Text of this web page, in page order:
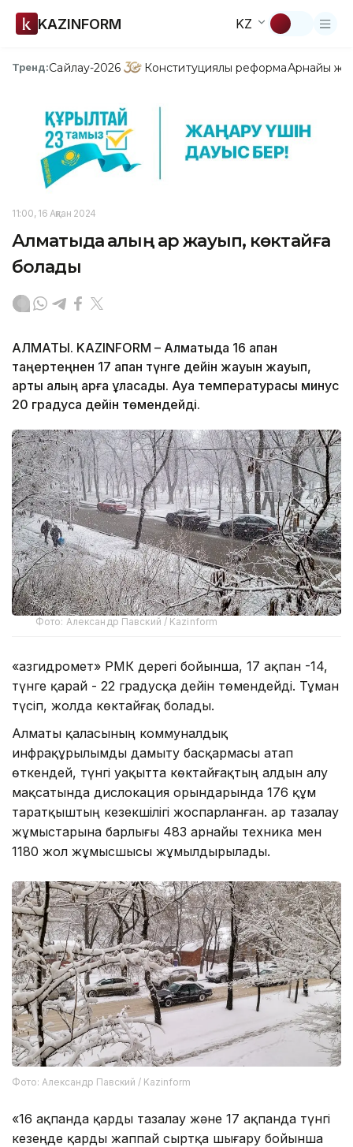
KAZINFORM KZ
Тренд:Сайлау-2026 Конституциялық реформаАрнайы
11:00, 16 Ақпан 2024
Алматыда қалың қар жауып, көктайғақ
болады
АЛМАТЫ. KAZINFORM – Алматыда 16 ақпан
таңертеңнен 17 ақпан түнге дейін жауын жауып,
арты қалың қарға ұласады. Ауа температурасы минус
20 градусқа дейін төмендейді.
Фото: Александр Павский / Kazinform
«Қазгидромет» РМК дерегі бойынша, 17 ақпан -14,
түнге қарай - 22 градусқа дейін төмендейді. Тұман
түсіп, жолда көктайғақ болады.
Алматы қаласының коммуналдық
инфрақұрылымды дамыту басқармасы атап
өткендей, түнгі уақытта көктайғақтың алдын алу
мақсатында дислокация орындарында 176 құм
таратқыштың кезекшілігі жоспарланған. Қар тазалау
жұмыстарына барлығы 483 арнайы техника мен
1180 жол жұмысшысы жұмылдырылады.
Фото: Александр Павский / Kazinform
«16 ақпанда қарды тазалау және 17 ақпанда түнгі
кезеңде қарды жаппай сыртқа шығару бойынша